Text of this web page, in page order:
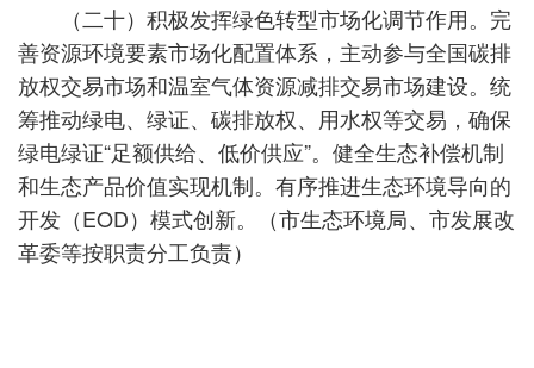
（二十）积极发挥绿色转型市场化调节作用。完
善资源环境要素市场化配置体系，主动参与全国碳排
放权交易市场和温室气体资源减排交易市场建设。统
筹推动绿电、绿证、碳排放权、用水权等交易，确保
绿电绿证“足额供给、低价供应”。健全生态补偿机制
和生态产品价值实现机制。有序推进生态环境导向的
开发（EOD）模式创新。（市生态环境局、市发展改
革委等按职责分工负责）